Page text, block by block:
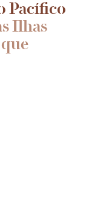
Pacífico
Ilhas